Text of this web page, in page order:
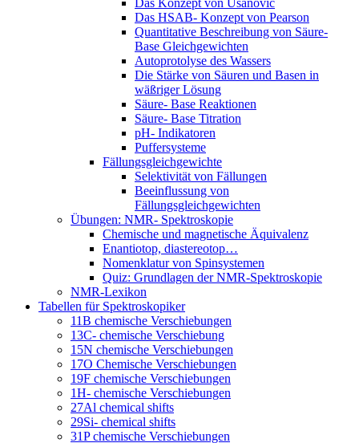
Das Konzept von Usanovic
Das HSAB- Konzept von Pearson
Quantitative Beschreibung von Säure-
Base Gleichgewichten
Autoprotolyse des Wassers
Die Stärke von Säuren und Basen in
wäßriger Lösung
Säure- Base Reaktionen
Säure- Base Titration
pH- Indikatoren
Puffersysteme
Fällungsgleichgewichte
Selektivität von Fällungen
Beeinflussung von
Fällungsgleichgewichten
Übungen: NMR- Spektroskopie
Chemische und magnetische Äquivalenz
Enantiotop, diastereotop…
Nomenklatur von Spinsystemen
Quiz: Grundlagen der NMR-Spektroskopie
NMR-Lexikon
Tabellen für Spektroskopiker
11B chemische Verschiebungen
13C- chemische Verschiebung
15N chemische Verschiebungen
17O Chemische Verschiebungen
19F chemische Verschiebungen
1H- chemische Verschiebungen
27Al chemical shifts
29Si- chemical shifts
31P chemische Verschiebungen